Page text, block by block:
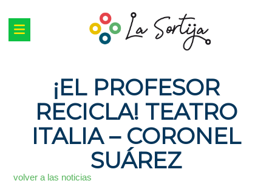
¡EL PROFESOR
RECICLA! TEATRO
ITALIA – CORONEL
SUÁREZ
volver a las noticias